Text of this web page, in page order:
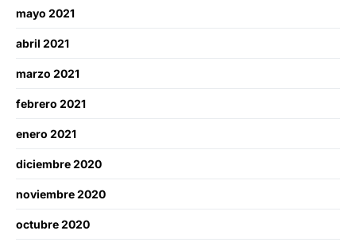
mayo 2021
abril 2021
marzo 2021
febrero 2021
enero 2021
diciembre 2020
noviembre 2020
octubre 2020